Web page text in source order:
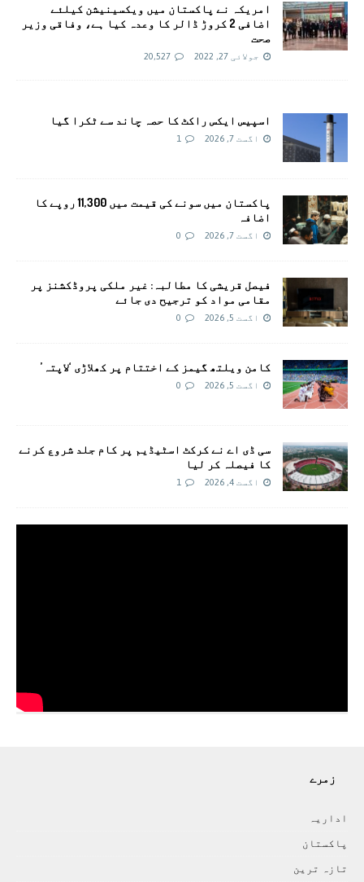
امريکہ نے پاکستان میں ویکسینیشن کیلئے
اضافی 2 کروڑ ڈالر کا وعدہ کیا ہے، وفاقی وزیر
صحت
جولائی 27, 2022 20,527
اسپیس ایکس راکٹ کا حصہ چاند سے ٹکرا گیا
اگست 7, 2026 1
پاکستان میں سونے کی قیمت میں 11,300 روپے کا
اضافہ
اگست 7, 2026 0
فیصل قریشی کا مطالبہ: غیر ملکی پروڈکشنز پر
مقامی مواد کو ترجیح دی جائے
اگست 5, 2026 0
کامن ویلتھ گیمز کے اختتام پر کھلاڑی ‘لاپتہ’
اگست 5, 2026 0
سی ڈی اے نے کرکٹ اسٹیڈیم پر کام جلد شروع کرنے
کا فیصلہ کر لیا
اگست 4, 2026 1
زمرے
اداريہ
پاکستان
تازہ ترين